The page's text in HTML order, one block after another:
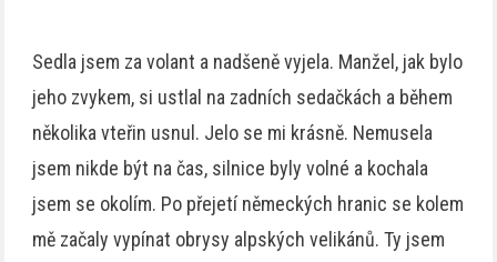
Sedla jsem za volant a nadšeně vyjela. Manžel, jak bylo
jeho zvykem, si ustlal na zadních sedačkách a během
několika vteřin usnul. Jelo se mi krásně. Nemusela
jsem nikde být na čas, silnice byly volné a kochala
jsem se okolím. Po přejetí německých hranic se kolem
mě začaly vypínat obrysy alpských velikánů. Ty jsem